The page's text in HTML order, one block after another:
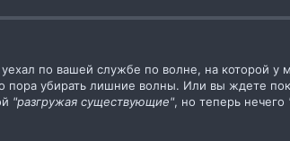
по вашей службе по волне, на которой у
пора убирать лишние волны. Или вы ждете
"разгружая существующие", но теперь нечего